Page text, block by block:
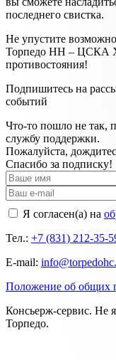
последнего свистка.
Не упустите
Торпедо НН – ЦСКА
противостояния!
Подпишитесь на
событий
Что-то пошло не так,
службу поддержки.
Пожалуйста,
Спасибо за подписку!
Я согласен(а) на
Тел.: +7 (831) 212-35-
E-mail:
Положение об общих
Консьерж-сервис. Не
Торпедо.